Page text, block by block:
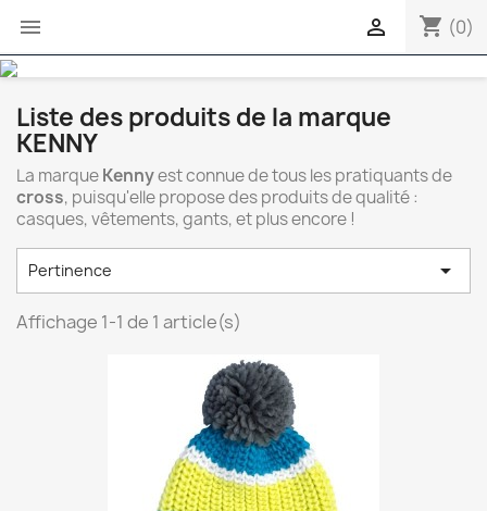
 shopping_cart (0)

Liste des produits de la marque
KENNY
La marqueKennyest connue de tous les pratiquants de
cross, puisqu'elle propose des produits de qualité :
casques, vêtements, gants, et plus encore !
Pertinence 
Affichage 1-1 de 1 article(s)